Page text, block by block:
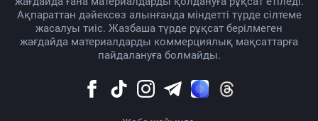
Ақпараттан дәйексөз алынғанда міндетті түрде сілтеме
жасалуы тиіс. Жазбаша түрде рұқсат берілмеген
жағдайда материалдарды коммерциялық мақсаттарға
пайдалануға болмайды.